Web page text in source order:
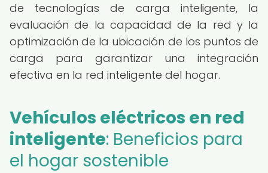
de tecnologías de carga inteligente, la
evaluación de la capacidad de la red y la
optimización de la ubicación de los puntos de
carga para garantizar una integración
efectiva en la red inteligente del hogar.
Vehículos eléctricos en red
inteligente: Beneficios para
el hogar sostenible